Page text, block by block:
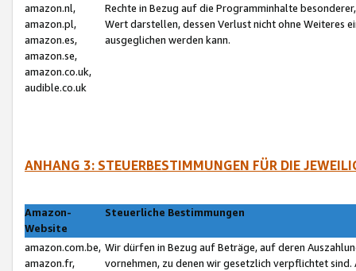
amazon.nl,
amazon.pl,
amazon.es,
amazon.se,
amazon.co.uk,
audible.co.uk
Rechte in Bezug auf die Programminhalte
Wert darstellen, dessen Verlust nicht ohne Weiteres
ausgeglichen werden kann.
ANHANG 3: STEUERBESTIMMUNGEN FÜR DIE
Amazon-
Website
Steuerliche Bestimmungen
amazon.com.be,
amazon.fr,
Wir dürfen in Bezug auf Beträge, auf deren
vornehmen, zu denen wir gesetzlich verpflichtet